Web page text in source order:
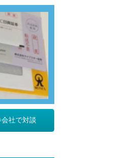
社で対談